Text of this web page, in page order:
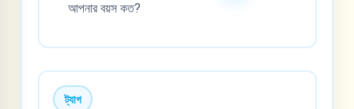
আপনার বয়স কত?
ট্যাগ